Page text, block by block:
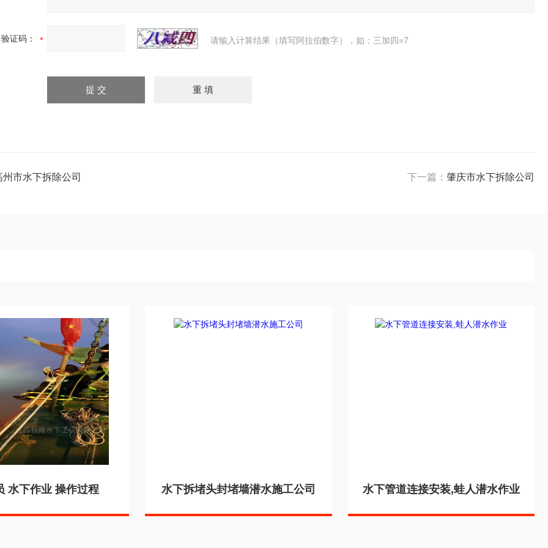
验证码： 请输入计算结果（填写阿拉伯数字），如：三加四=7
州市水下拆除公司 下一篇： 肇庆市水下拆除公司
水下作业 操作过程 水下拆堵头封堵墙潜水施工公司 水下管道连接安装,蛙人潜水作业